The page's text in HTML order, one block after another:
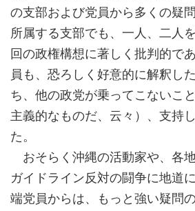
の支部および党員から多くの疑
所属する支部でも、一人、二人
回の政権構想に著しく批判的で
員も、恐ろしく好意的に解釈し
ち、他の政党が乗ってこないこ
主義的なものだ、云々）、支持
た。
おそらく沖縄の活動家や、各
ガイドライン反対の闘争に地道
端党員からは、もっと強い疑問